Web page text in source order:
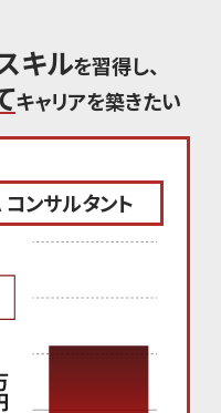
キルを習得し、
キャリアを築きたい
ンサルタント